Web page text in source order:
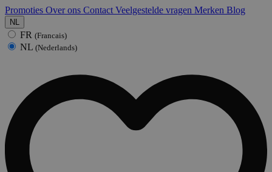
Promoties Over ons Contact Veelgestelde vragen Merken Blog
NL
FR (Francais)
NL (Nederlands)